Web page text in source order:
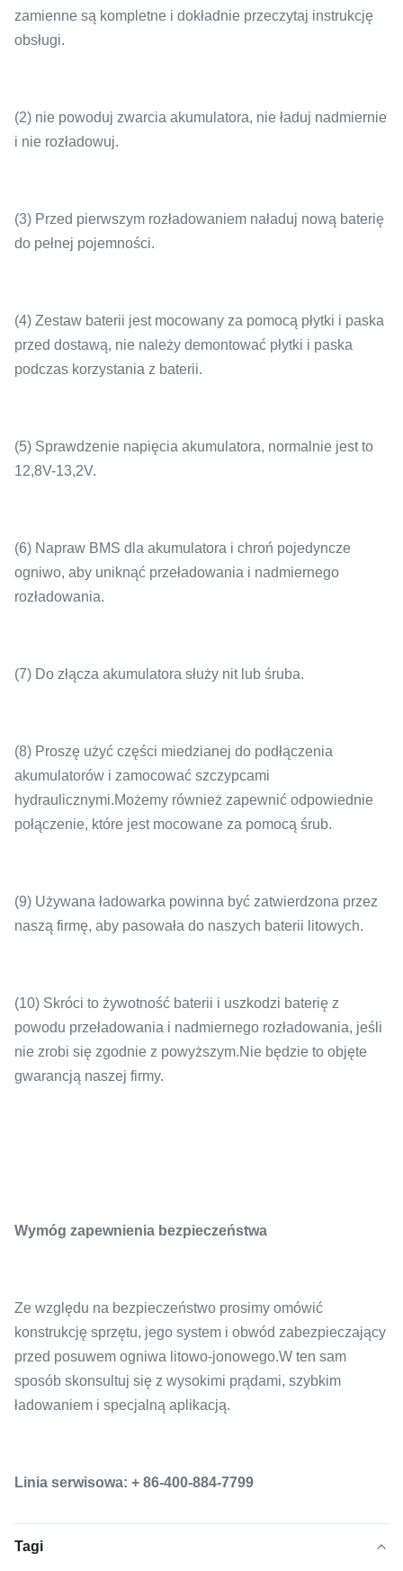
zamienne są kompletne i dokładnie przeczytaj instrukcję
obsługi.
(2) nie powoduj zwarcia akumulatora, nie ładuj nadmiernie
i nie rozładowuj.
(3) Przed pierwszym rozładowaniem naładuj nową baterię
do pełnej pojemności.
(4) Zestaw baterii jest mocowany za pomocą płytki i paska
przed dostawą, nie należy demontować płytki i paska
podczas korzystania z baterii.
(5) Sprawdzenie napięcia akumulatora, normalnie jest to
12,8V-13,2V.
(6) Napraw BMS dla akumulatora i chroń pojedyncze
ogniwo, aby uniknąć przeładowania i nadmiernego
rozładowania.
(7) Do złącza akumulatora służy nit lub śruba.
(8) Proszę użyć części miedzianej do podłączenia
akumulatorów i zamocować szczypcami
hydraulicznymi.Możemy również zapewnić odpowiednie
połączenie, które jest mocowane za pomocą śrub.
(9) Używana ładowarka powinna być zatwierdzona przez
naszą firmę, aby pasowała do naszych baterii litowych.
(10) Skróci to żywotność baterii i uszkodzi baterię z
powodu przeładowania i nadmiernego rozładowania, jeśli
nie zrobi się zgodnie z powyższym.Nie będzie to objęte
gwarancją naszej firmy.
Wymóg zapewnienia bezpieczeństwa
Ze względu na bezpieczeństwo prosimy omówić
konstrukcję sprzętu, jego system i obwód zabezpieczający
przed posuwem ogniwa litowo-jonowego.W ten sam
sposób skonsultuj się z wysokimi prądami, szybkim
ładowaniem i specjalną aplikacją.
Linia serwisowa: + 86-400-884-7799
Tagi